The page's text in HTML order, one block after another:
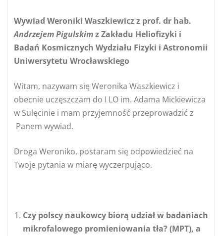
Wywiad Weroniki Waszkiewicz z prof. dr hab.
Andrzejem Pigulskimz Zakładu Heliofizyki i
Badań Kosmicznych Wydziału Fizyki i Astronomii
Uniwersytetu Wrocławskiego
Witam, nazywam się Weronika Waszkiewicz i
obecnie uczęszczam do I LO im. Adama Mickiewicza
w Sulęcinie i mam przyjemność przeprowadzić z
Panem wywiad.
Droga Weroniko, postaram się odpowiedzieć na
Twoje pytania w miarę wyczerpująco.
Czy polscy naukowcy biorą udział w badaniach
mikrofalowego promieniowania tła? (MPT), a